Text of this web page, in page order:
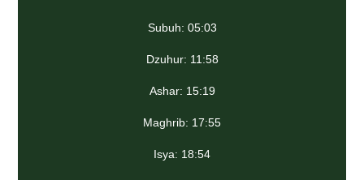
Subuh: 05:03
Dzuhur: 11:58
Ashar: 15:19
Maghrib: 17:55
Isya: 18:54